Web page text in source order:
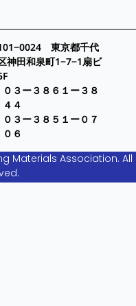
東京都千代
神田和泉町1−7−1扇ビ
０３ー３８６１ー３８
４４
０３ー３８５１ー０７
０６
Materials Association. All